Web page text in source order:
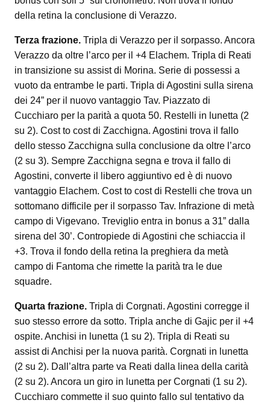
della retina la conclusione di Verazzo.
Terza frazione. Tripla di Verazzo per il sorpasso. Ancora
Verazzo da oltre l’arco per il +4 Elachem. Tripla di Reati
in transizione su assist di Morina. Serie di possessi a
vuoto da entrambe le parti. Tripla di Agostini sulla sirena
dei 24” per il nuovo vantaggio Tav. Piazzato di
Cucchiaro per la parità a quota 50. Restelli in lunetta (2
su 2). Cost to cost di Zacchigna. Agostini trova il fallo
dello stesso Zacchigna sulla conclusione da oltre l’arco
(2 su 3). Sempre Zacchigna segna e trova il fallo di
Agostini, converte il libero aggiuntivo ed è di nuovo
vantaggio Elachem. Cost to cost di Restelli che trova un
sottomano difficile per il sorpasso Tav. Infrazione di metà
campo di Vigevano. Treviglio entra in bonus a 31” dalla
sirena del 30’. Contropiede di Agostini che schiaccia il
+3. Trova il fondo della retina la preghiera da metà
campo di Fantoma che rimette la parità tra le due
squadre.
Quarta frazione. Tripla di Corgnati. Agostini corregge il
suo stesso errore da sotto. Tripla anche di Gajic per il +4
ospite. Anchisi in lunetta (1 su 2). Tripla di Reati su
assist di Anchisi per la nuova parità. Corgnati in lunetta
(2 su 2). Dall’altra parte va Reati dalla linea della carità
(2 su 2). Ancora un giro in lunetta per Corgnati (1 su 2).
Cucchiaro commette il suo quinto fallo sul tentativo da